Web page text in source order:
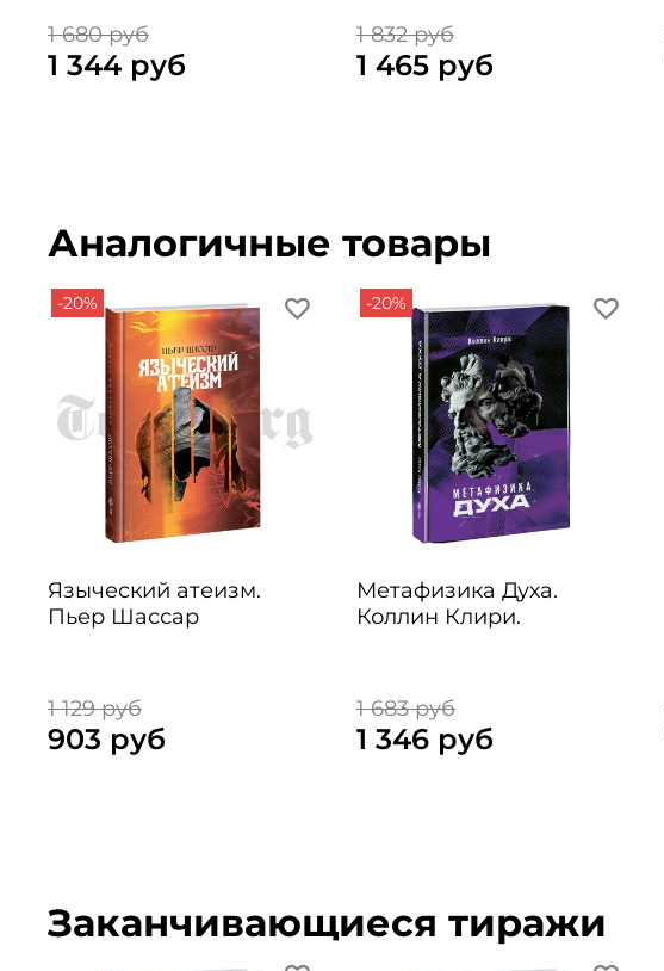
1 680 руб
1 344 руб
1 832 руб
1 465 руб
Аналогичные товары
-20%
Языческий атеизм.
Пьер Шассар
1 129 руб
903 руб
-20%
Метафизика Духа.
Коллин Клири.
1 683 руб
1 346 руб
Заканчивающиеся тиражи